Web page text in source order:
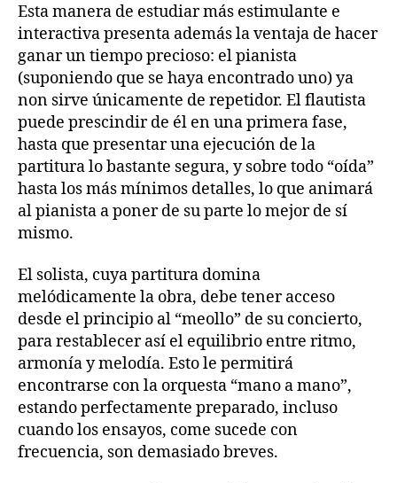
Esta manera de estudiar más estimulante e
interactiva presenta además la ventaja de hacer
ganar un tiempo precioso: el pianista
(suponiendo que se haya encontrado uno) ya
non sirve únicamente de repetidor. El flautista
puede prescindir de él en una primera fase,
hasta que presentar una ejecución de la
partitura lo bastante segura, y sobre todo “oída”
hasta los más mínimos detalles, lo que animará
al pianista a poner de su parte lo mejor de sí
mismo.
El solista, cuya partitura domina
melódicamente la obra, debe tener acceso
desde el principio al “meollo” de su concierto,
para restablecer así el equilibrio entre ritmo,
armonía y melodía. Esto le permitirá
encontrarse con la orquesta “mano a mano”,
estando perfectamente preparado, incluso
cuando los ensayos, come sucede con
frecuencia, son demasiado breves.